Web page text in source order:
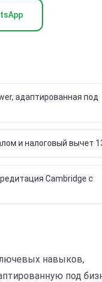
адаптированная под
и налоговый вычет
Cambridge с
навыков,
под